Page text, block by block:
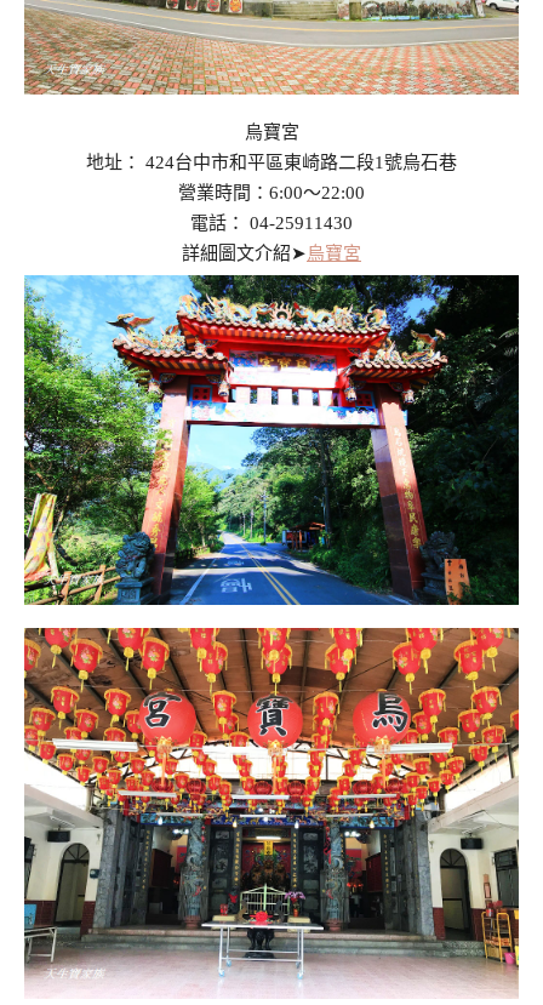
烏寶宮
地址： 424台中市和平區東崎路二段1號烏石巷
營業時間：6:00～22:00
電話： 04-25911430
詳細圖文介紹➤烏寶宮